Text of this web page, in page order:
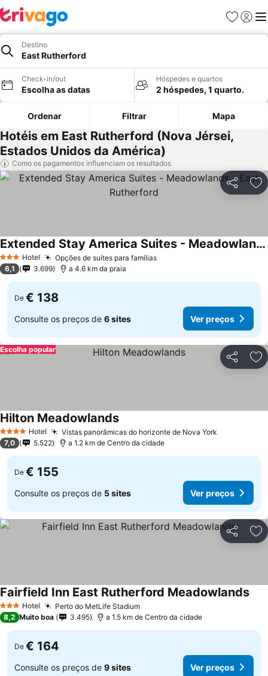
Favoritos
Iniciar
Destino
East Rutherford
Check-in/out
Escolha as datas
Hóspedes e quartos
2 hóspedes, 1 quarto.
Ordenar Filtrar Mapa
Hotéis em East Rutherford (Nova Jérsei,
Estados Unidos da América)
Como os pagamentos influenciam os resultados
Partilhar
3 EstrelasHotel Opções de suítes para famílias
Extended Stay America Suites - Meadowlands - East Rutherford
6,1 3.699 a 4.6 km da praia
De € 138
Consulte os preços de 6 sites Ver preços
Partilhar
Escolha popular
4 EstrelasHotel Vistas panorâmicas do horizonte de Nova York
Hilton Meadowlands
7,0 5.522 a 1.2 km de Centro da cidade
De € 155
Consulte os preços de 5 sites Ver preços
Partilhar
3 EstrelasHotel Perto do MetLife Stadium
Fairfield Inn East Rutherford Meadowlands
8,2 Muito boa 3.495 a 1.5 km de Centro da cidade
De € 164
Consulte os preços de 9 sites Ver preços